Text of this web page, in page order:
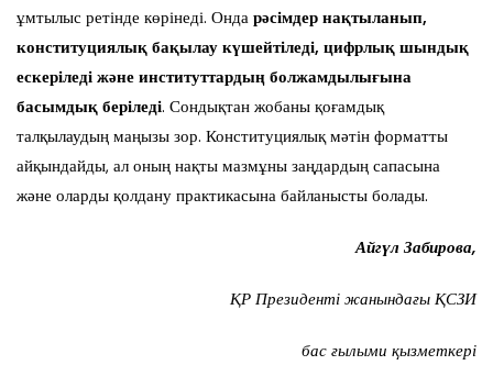
ұмтылыс ретінде көрінеді. Онда рәсімдер нақтыланып,
конституциялық бақылау күшейтіледі, цифрлық шындық
ескеріледі және институттардың болжамдылығына
басымдық беріледі. Сондықтан жобаны қоғамдық
талқылаудың маңызы зор. Конституциялық мәтін форматты
айқындайды, ал оның нақты мазмұны заңдардың сапасына
және оларды қолдану практикасына байланысты болады.
Айгүл Забирова,
ҚР Президенті жанындағы ҚСЗИ
бас ғылыми қызметкері